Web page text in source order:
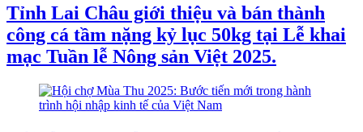
Tỉnh Lai Châu giới thiệu và bán thành
công cá tầm nặng kỷ lục 50kg tại Lễ khai
mạc Tuần lễ Nông sản Việt 2025.